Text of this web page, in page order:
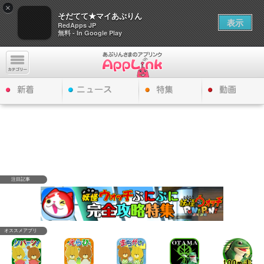
×
そだてて★マイあぷりん
RedApps JP
無料 - In Google Play
表示
注目記事
オススメアプリ